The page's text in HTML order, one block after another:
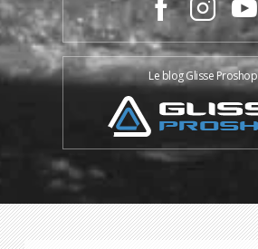
Le blog Glisse Proshop